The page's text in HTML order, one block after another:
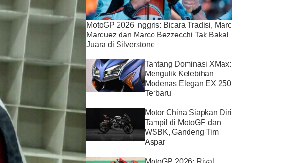
MotoGP 2026 Inggris: Bicara Tradisi, Marc
Marquez dan Marco Bezzecchi Tak Bakal
Juara di Silverstone
Tantang Dominasi XMax:
Mengulik Kelebihan
Modenas Elegan EX 250
Terbaru
Motor China Siapkan Diri
Tampil di MotoGP dan
WSBK, Gandeng Tim
Aspar
MotoGP 2026: Rival